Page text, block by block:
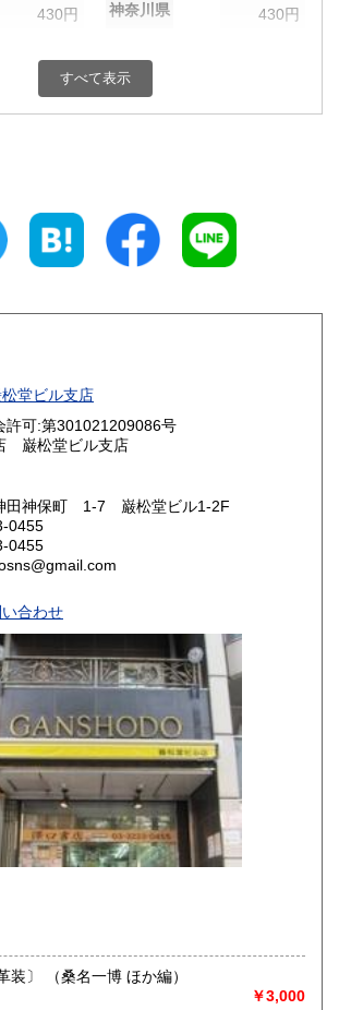
430円 神奈川県 430円
430円 富山県
430円 三重県
430円
430円 島根県
430円
430円
430円
430円 長崎県
430円 大分県
430円 鹿児島県
430円
すべて表示
堂ビル支店
許可:第301021209086号
巌松堂ビル支店
田神保町 1-7 巌松堂ビル1-2F
0455
0455
合わせ
18:00
※年末年始(12/31～1/2)は除く
西和中辞典 〔総革装〕 （桑名一博 ほか編）
￥3,000